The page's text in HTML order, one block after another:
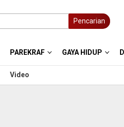
Pencarian
PAREKRAF GAYA HIDUP
Video